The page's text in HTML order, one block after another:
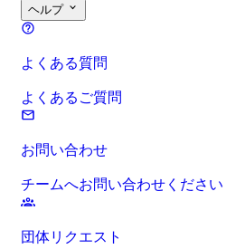
ヘルプ
よくある質問
よくあるご質問
お問い合わせ
チームへお問い合わせください
団体リクエスト